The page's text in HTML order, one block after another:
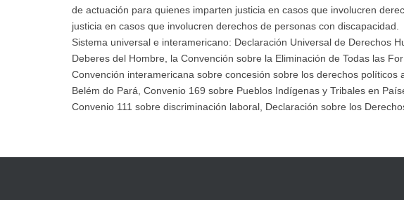
de actuación para quienes imparten justicia en casos que involucren
justicia en casos que involucren derechos de personas con discapacidad.
Sistema universal e interamericano: Declaración Universal de Derechos
Deberes del Hombre, la Convención sobre la Eliminación de Todas las
Convención interamericana sobre concesión sobre los derechos
Belém do Pará, Convenio 169 sobre Pueblos Indígenas y Tribales en
Convenio 111 sobre discriminación laboral, Declaración sobre los